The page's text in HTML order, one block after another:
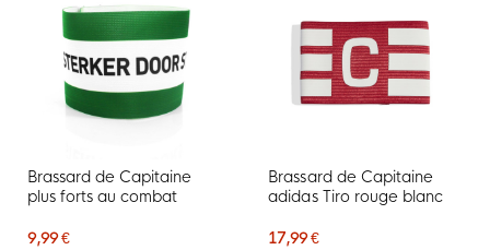
Brassard de Capitaine
plus forts au combat
9,99 €
Brassard de Capitaine
adidas Tiro rouge blanc
17,99 €